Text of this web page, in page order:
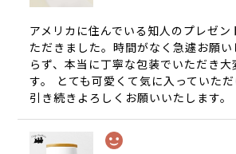
アメリカに住んでいる知人のプレゼン
ただきました。時間がなく急遽お願い
らず、本当に丁寧な包装でいただき大
す。 とても可愛くて気に入っていた
引き続きよろしくお願いいたします。